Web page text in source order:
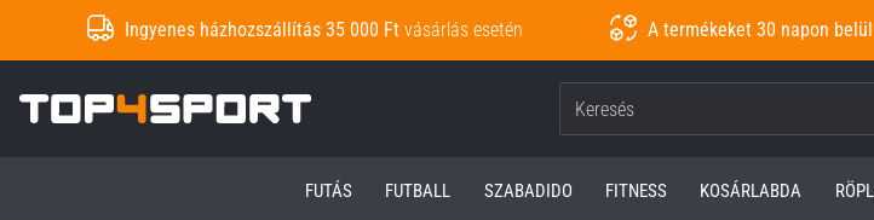
Ingyenes házhozszállítás 35 000 Ft vásárlás esetén A termékeket 30 napon
Top4Sport.hu
FUTÁS FUTBALL SZABADIDO FITNESS KOSÁRLABDA